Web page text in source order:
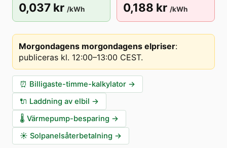
0,037 kr /kWh 0,188 kr /kWh
Morgondagens morgondagens elpriser:
publiceras kl. 12:00–13:00 CEST.
⏰ Billigaste-timme-kalkylator →
🔌 Laddning av elbil →
🌡️ Värmepump-besparing →
☀️ Solpanelsåterbetalning →